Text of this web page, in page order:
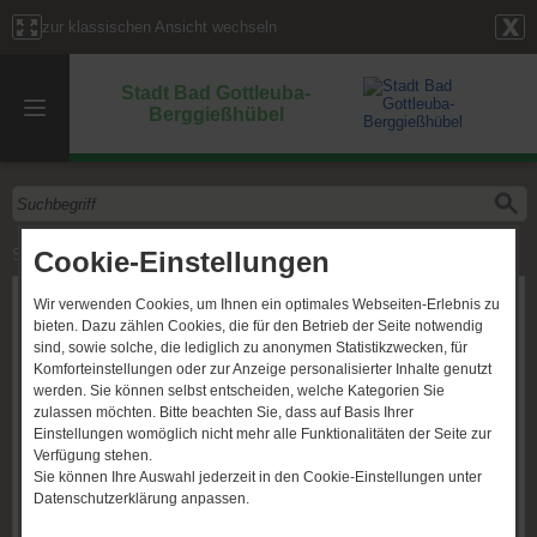
Cookie-Einstellungen
Wir verwenden Cookies, um Ihnen ein optimales Webseiten-Erlebnis zu
bieten. Dazu zählen Cookies, die für den Betrieb der Seite notwendig
sind, sowie solche, die lediglich zu anonymen Statistikzwecken, für
Komforteinstellungen oder zur Anzeige personalisierter Inhalte genutzt
werden. Sie können selbst entscheiden, welche Kategorien Sie
zulassen möchten. Bitte beachten Sie, dass auf Basis Ihrer
Einstellungen womöglich nicht mehr alle Funktionalitäten der Seite zur
Verfügung stehen.
Sie können Ihre Auswahl jederzeit in den Cookie-Einstellungen unter
Datenschutzerklärung anpassen.
zur klassischen Ansicht wechseln
Stadt Bad Gottleuba-
Berggießhübel
Start »Verwaltungseinheiten » Personal, Lohn
Personal, Lohn
Adresse
Ladenberg 7
01816 Bad Gottleuba-Berggießhübel
Mitarbeiter
Frau N. Bengsch
SB Personal, Lohn